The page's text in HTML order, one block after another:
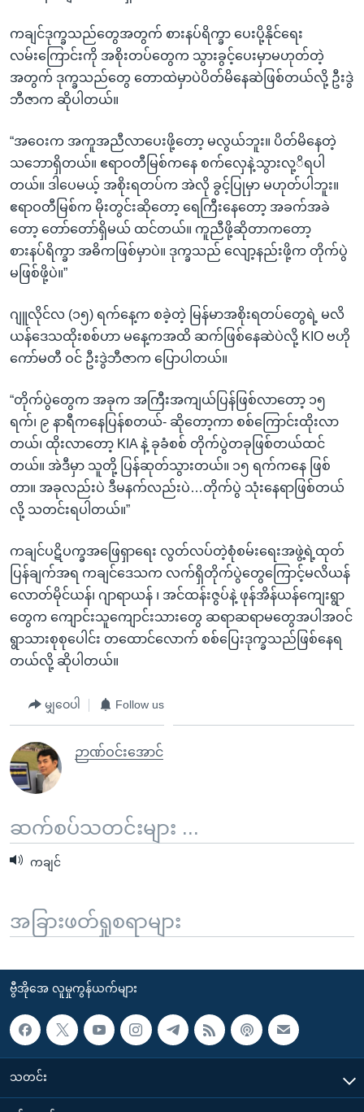
ကချင်ဒုက္ခသည်တွေအတွက် စားနပ်ရိက္ခာ ပေးပို့နိုင်ရေး
လမ်းကြောင်းကို အစိုးတပ်တွေက သွားခွင့်ပေးမှာမဟုတ်တဲ့
အတွက် ဒုက္ခသည်တွေ တောထဲမှာပဲပိတ်မိနေဆဲဖြစ်တယ်လို့ ဦးဒွဲ
ဘီဇာက ဆိုပါတယ်။
“အဝေးက အကူအညီလာပေးဖို့တော့ မလွယ်ဘူး။ ပိတ်မိနေတဲ့
သဘောရှိတယ်။ ဧရာဝတီမြစ်ကနေ စက်လှေနဲ့သွားလု့ိရပါ
တယ်။ ဒါပေမယ့် အစိုးရတပ်က အဲလို ခွင့်ပြုမှာ မဟုတ်ပါဘူး။
ဧရာဝတီမြစ်က မိုးတွင်းဆိုတော့ ရေကြီးနေတော့ အခက်အခဲ
တော့ တော်တော်ရှိမယ် ထင်တယ်။ ကူညီဖို့ဆိုတာကတော့
စားနပ်ရိက္ခာ အဓိကဖြစ်မှာပဲ။ ဒုက္ခသည် လျော့နည်းဖို့က တိုက်ပွဲ
မဖြစ်ဖို့ပဲ။”
ဂျူလိုင်လ (၁၅) ရက်နေ့က စခဲ့တဲ့ မြန်မာအစိုးရတပ်တွေရဲ့ မလိ
ယန်ဒေသထိုးစစ်ဟာ မနေ့ကအထိ ဆက်ဖြစ်နေဆဲပဲလို့ KIO ဗဟို
ကော်မတီ ဝင် ဦးဒွဲဘီဇာက ပြောပါတယ်။
“တိုက်ပွဲတွေက အခုက အကြီးအကျယ်ပြန်ဖြစ်လာတော့ ၁၅
ရက်၊ ၉ နာရီကနေပြန်စတယ်- ဆိုတော့ကာ စစ်ကြောင်းထိုးလာ
တယ်၊ ထိုးလာတော့ KIA နဲ့ ခုခံစစ် တိုက်ပွဲတခုဖြစ်တယ်ထင်
တယ်။ အဲဒီမှာ သူတို့ ပြန်ဆုတ်သွားတယ်။ ၁၅ ရက်ကနေ ဖြစ်
တာ။ အခုလည်းပဲ ဒီမနက်လည်းပဲ…တိုက်ပွဲ သုံးနေရာဖြစ်တယ်
လို့ သတင်းရပါတယ်။”
ကချင်ပဋိပက္ခအဖြေရှာရေး လွတ်လပ်တဲ့စုံစမ်းရေးအဖွဲ့ရဲ့ထုတ်
ပြန်ချက်အရ ကချင်ဒေသက လက်ရှိတိုက်ပွဲတွေကြောင့်မလိယန်
လောတ်မိုင်ယန်၊ ဂျာရာယန် ၊ အင်ထန်းဇွပ်နဲ့ ဖုန်အိန်ယန်ကျေးရွာ
တွေက ကျောင်းသူကျောင်းသားတွေ ဆရာဆရာမတွေအပါအဝင်
ရွာသားစုစုပေါင်း တထောင်လောက် စစ်ပြေးဒုက္ခသည်ဖြစ်နေရ
တယ်လို့ ဆိုပါတယ်။
မျှဝေပါ Follow us
ဉာဏ်ဝင်းအောင်
ဆက်စပ်သတင်းများ ...
ကချင်
အခြားဖတ်ရှုစရာများ
ဗွီအိုအေ လူမှုကွန်ယက်များ
သတင်း